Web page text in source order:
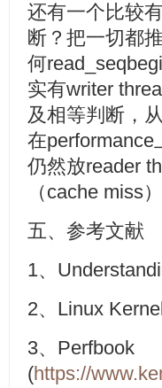
还有一个比较
断？把一切都
何
实有writer
及相等判断，
在performance
仍然放reader
（cache miss
五、参考文献
1、
2、Linux
3、Perfbook
(https://